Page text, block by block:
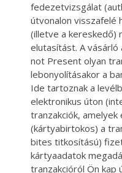
fedezetvizsgálat
útvonalon visszafelé
(illetve a kereskedő)
elutasítást. A vásárló
not Present olyan
lebonyolításakor a
Ide tartoznak a
elektronikus úton
tranzakciók,
(kártyabirtokos) a
bites titkosítású)
kártyaadatok
tranzakcióról Ön kap